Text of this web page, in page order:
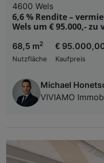
4600 Wels
6,6 % Rendite –
Wels um € 95.000,- zu
68,5 m2
Nutzfläche
€
Kaufpreis
Michael
VIVIAMO